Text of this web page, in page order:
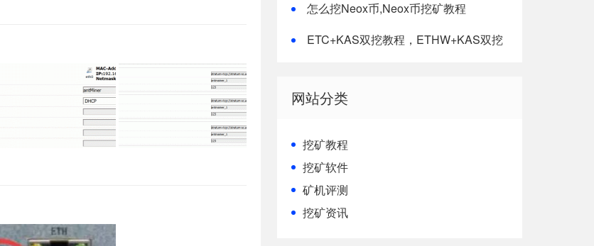
怎么挖Neox币,Neox币挖矿教程
ETC+KAS双挖教程，ETHW+KAS双挖
网站分类
挖矿教程
挖矿软件
矿机评测
挖矿资讯